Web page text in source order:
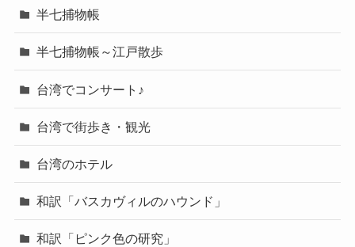
半七捕物帳
半七捕物帳～江戸散歩
台湾でコンサート♪
台湾で街歩き・観光
台湾のホテル
和訳「バスカヴィルのハウンド」
和訳「ピンク色の研究」